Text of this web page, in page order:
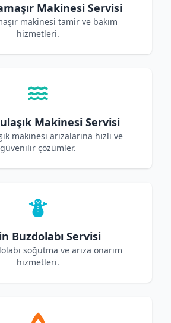
Makinesi Servisi
makinesi tamir ve bakım
hizmetleri.
Makinesi Servisi
makinesi arızalarına hızlı ve
güvenilir çözümler.
Buzdolabı Servisi
soğutma ve arıza onarım
hizmetleri.